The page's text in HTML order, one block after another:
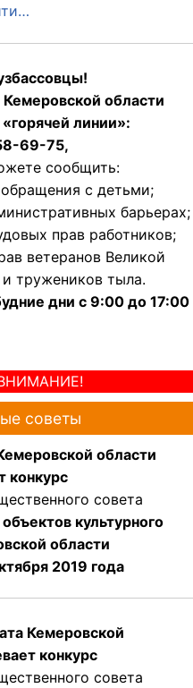
области
линии»:
69-75,
сообщить:
с детьми;
барьерах;
прав работников;
ветеранов Великой
тружеников тыла.
дни с 9:00 до 17:00
советы
области
конкурс
совета
культурного
области
2019 года
Кемеровской
конкурс
совета